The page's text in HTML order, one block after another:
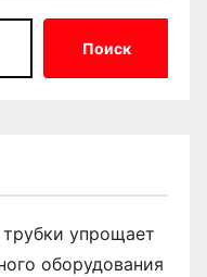
Поиск
упрощает
оборудования